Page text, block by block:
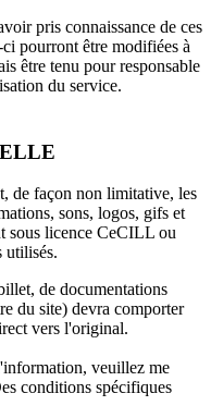
pris connaissance de ces
pourront être modifiées à
être tenu pour responsable
du service.
de façon non limitative, les
sons, logos, gifs et
sous licence CeCILL ou
utilisés.
de documentations
du site) devra comporter
vers l'original.
veuillez me
conditions spécifiques